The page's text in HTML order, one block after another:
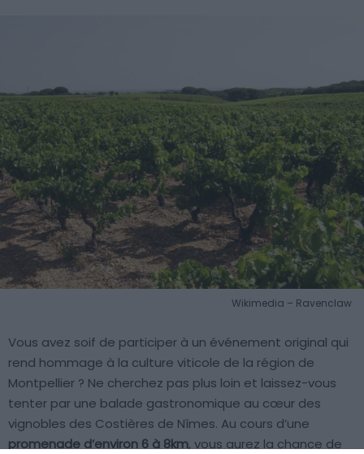
Wikimedia – Ravenclaw
Vous avez soif de participer à un événement original qui
rend hommage à la culture viticole de la région de
Montpellier ? Ne cherchez pas plus loin et laissez-vous
tenter par une balade gastronomique au cœur des
vignobles des Costières de Nîmes. Au cours d’une
promenade d’environ 6 à 8km, vous aurez la chance de